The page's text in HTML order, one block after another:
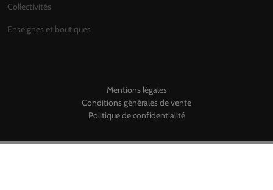
Collectivités
Enseignes et boutiques
Mentions légales
Conditions générales de vente
Politique de confidentialité